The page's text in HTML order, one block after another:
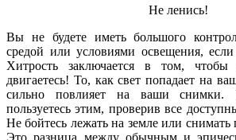
Не ленись!
Вы не будете иметь большого
средой или условиями освещения,
Хитрость заключается в том,
двигаетесь! То, как свет попадает на
сильно повлияет на ваши снимки.
пользуетесь этим, проверив все
Не бойтесь лежать на земле или
Это разница между обычным и